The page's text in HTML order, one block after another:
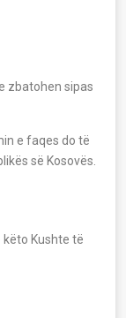
zbatohen sipas
e faqes do të
së Kosovës.
këto Kushte të